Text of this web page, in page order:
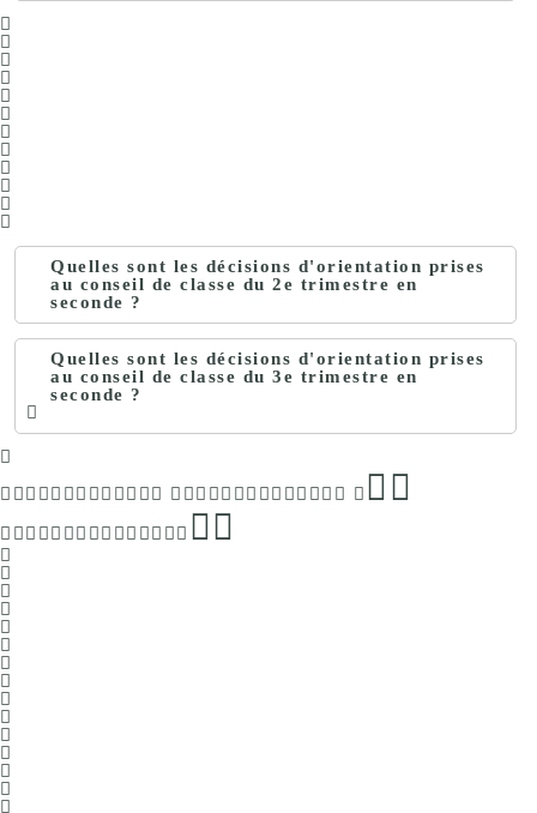
Quelles sont les décisions d'orientation prises
au conseil de classe du 2e trimestre en
seconde ?
Quelles sont les décisions d'orientation prises
au conseil de classe du 3e trimestre en
seconde ?